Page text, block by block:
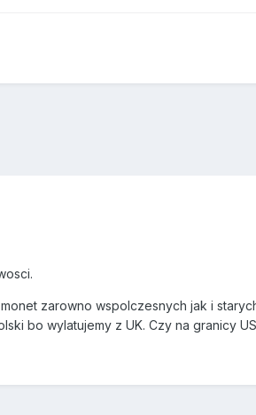
zarowno wspolczesnych jak i
bo wylatujemy z UK. Czy na granicy